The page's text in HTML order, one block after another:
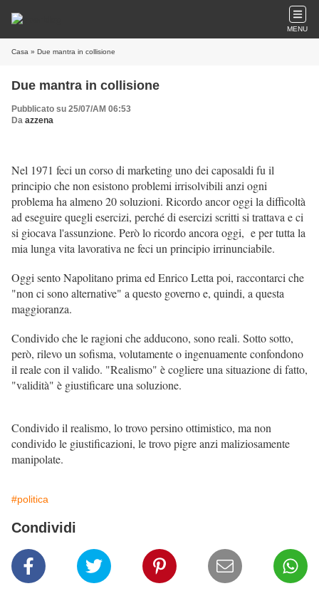
MENU
Casa » Due mantra in collisione
Due mantra in collisione
Pubblicato su 25/07/AM 06:53
Da azzena
Nel 1971 feci un corso di marketing uno dei caposaldi fu il
principio che non esistono problemi irrisolvibili anzi ogni
problema ha almeno 20 soluzioni. Ricordo ancor oggi la difficoltà
ad eseguire quegli esercizi, perché di esercizi scritti si trattava e ci
si giocava l'assunzione. Però lo ricordo ancora oggi, e per tutta la
mia lunga vita lavorativa ne feci un principio irrinunciabile.
Oggi sento Napolitano prima ed Enrico Letta poi, raccontarci che
"non ci sono alternative" a questo governo e, quindi, a questa
maggioranza.
Condivido che le ragioni che adducono, sono reali. Sotto sotto,
però, rilevo un sofisma, volutamente o ingenuamente confondono
il reale con il valido. "Realismo" è cogliere una situazione di fatto,
"validità" è giustificare una soluzione.
Condivido il realismo, lo trovo persino ottimistico, ma non
condivido le giustificazioni, le trovo pigre anzi maliziosamente
manipolate.
#politica
Condividi